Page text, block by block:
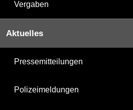
Vergaben
Aktuelles
Pressemitteilungen
Polizeimeldungen